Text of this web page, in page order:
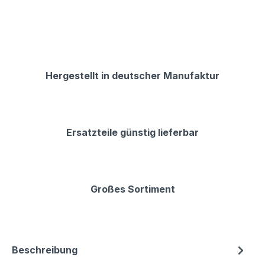
Hergestellt in deutscher Manufaktur
Ersatzteile günstig lieferbar
Großes Sortiment
Beschreibung